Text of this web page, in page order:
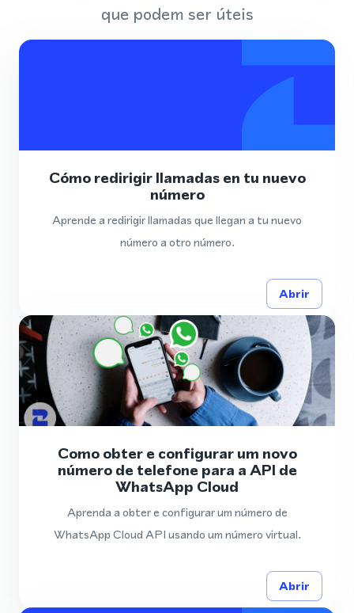
que podem ser úteis
Cómo redirigir llamadas en tu nuevo
número
Aprende a redirigir llamadas que llegan a tu nuevo
número a otro número.
Abrir
Como obter e configurar um novo
número de telefone para a API de
WhatsApp Cloud
Aprenda a obter e configurar um número de
WhatsApp Cloud API usando um número virtual.
Abrir